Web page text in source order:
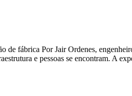
de fábrica Por Jair Ordenes,
e pessoas se encontram. A